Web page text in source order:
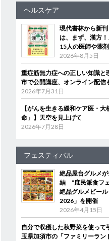
ヘルスケア
現代書林から新
は、まず、漢方
15人の医師や薬
2026年8月5日
重症筋無力症への正しい知識
市で公開講座、オンライン配信
2026年7月31日
【がんを生きる緩和ケア医・
命」】天空を見上げて
2026年7月28日
フェスティバル
絶品屋台グルメ
結 “庶民派食フ
絶品グルメビー
2026」を開催
2026年4月15日
自分で収穫した秋野菜を使っ
玉県加須市の「ファミリーラン